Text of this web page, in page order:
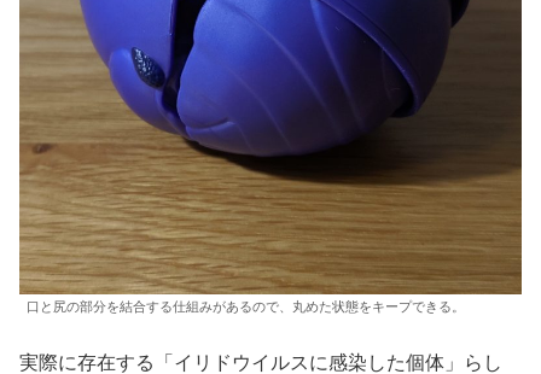
口と尻の部分を結合する仕組みがあるので、丸めた状態をキープできる。
実際に存在する「イリドウイルスに感染した個体」らし